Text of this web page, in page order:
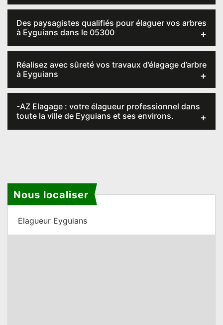
Des paysagistes qualifiés pour élaguer vos arbres
à Eyguians dans le 05300
Réalisez avec sûreté vos travaux d’élagage d’arbre
à Eyguians
-AZ Elagage : votre élagueur professionnel dans
toute la ville de Eyguians et ses environs.
Nous localiser
Elagueur Eyguians